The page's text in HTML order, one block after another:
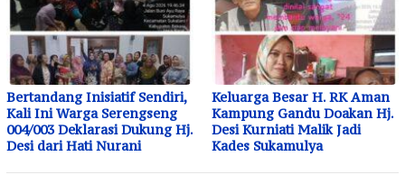
Bertandang Inisiatif Sendiri,
Kali Ini Warga Serengseng
004/003 Deklarasi Dukung Hj.
Desi dari Hati Nurani
Keluarga Besar H. RK Aman
Kampung Gandu Doakan Hj.
Desi Kurniati Malik Jadi
Kades Sukamulya